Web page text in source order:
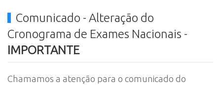
Comunicado - Alteração do
Cronograma de Exames Nacionais -
IMPORTANTE
Chamamos a atenção para o comunicado do